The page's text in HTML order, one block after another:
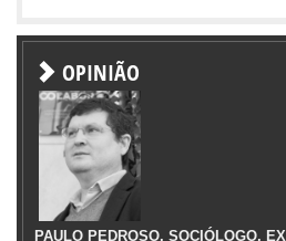
OPINIÃO
PAULO PEDROSO, SOCIÓLOGO,